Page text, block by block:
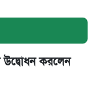
করলেন